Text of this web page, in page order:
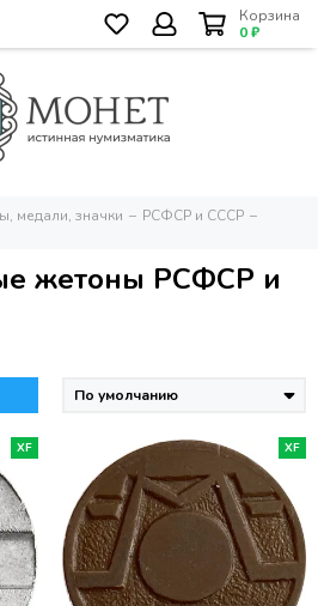
Корзина
0 ₽
медали, значки РСФСР и СССР
жетоны РСФСР и
XF XF